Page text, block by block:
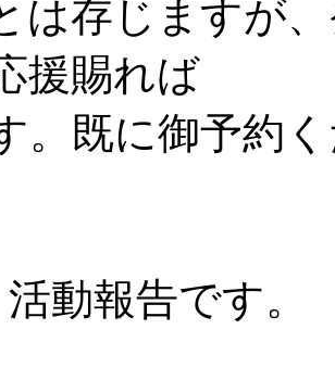
は存じますが
援賜れば
。既に御予約
動報告です。